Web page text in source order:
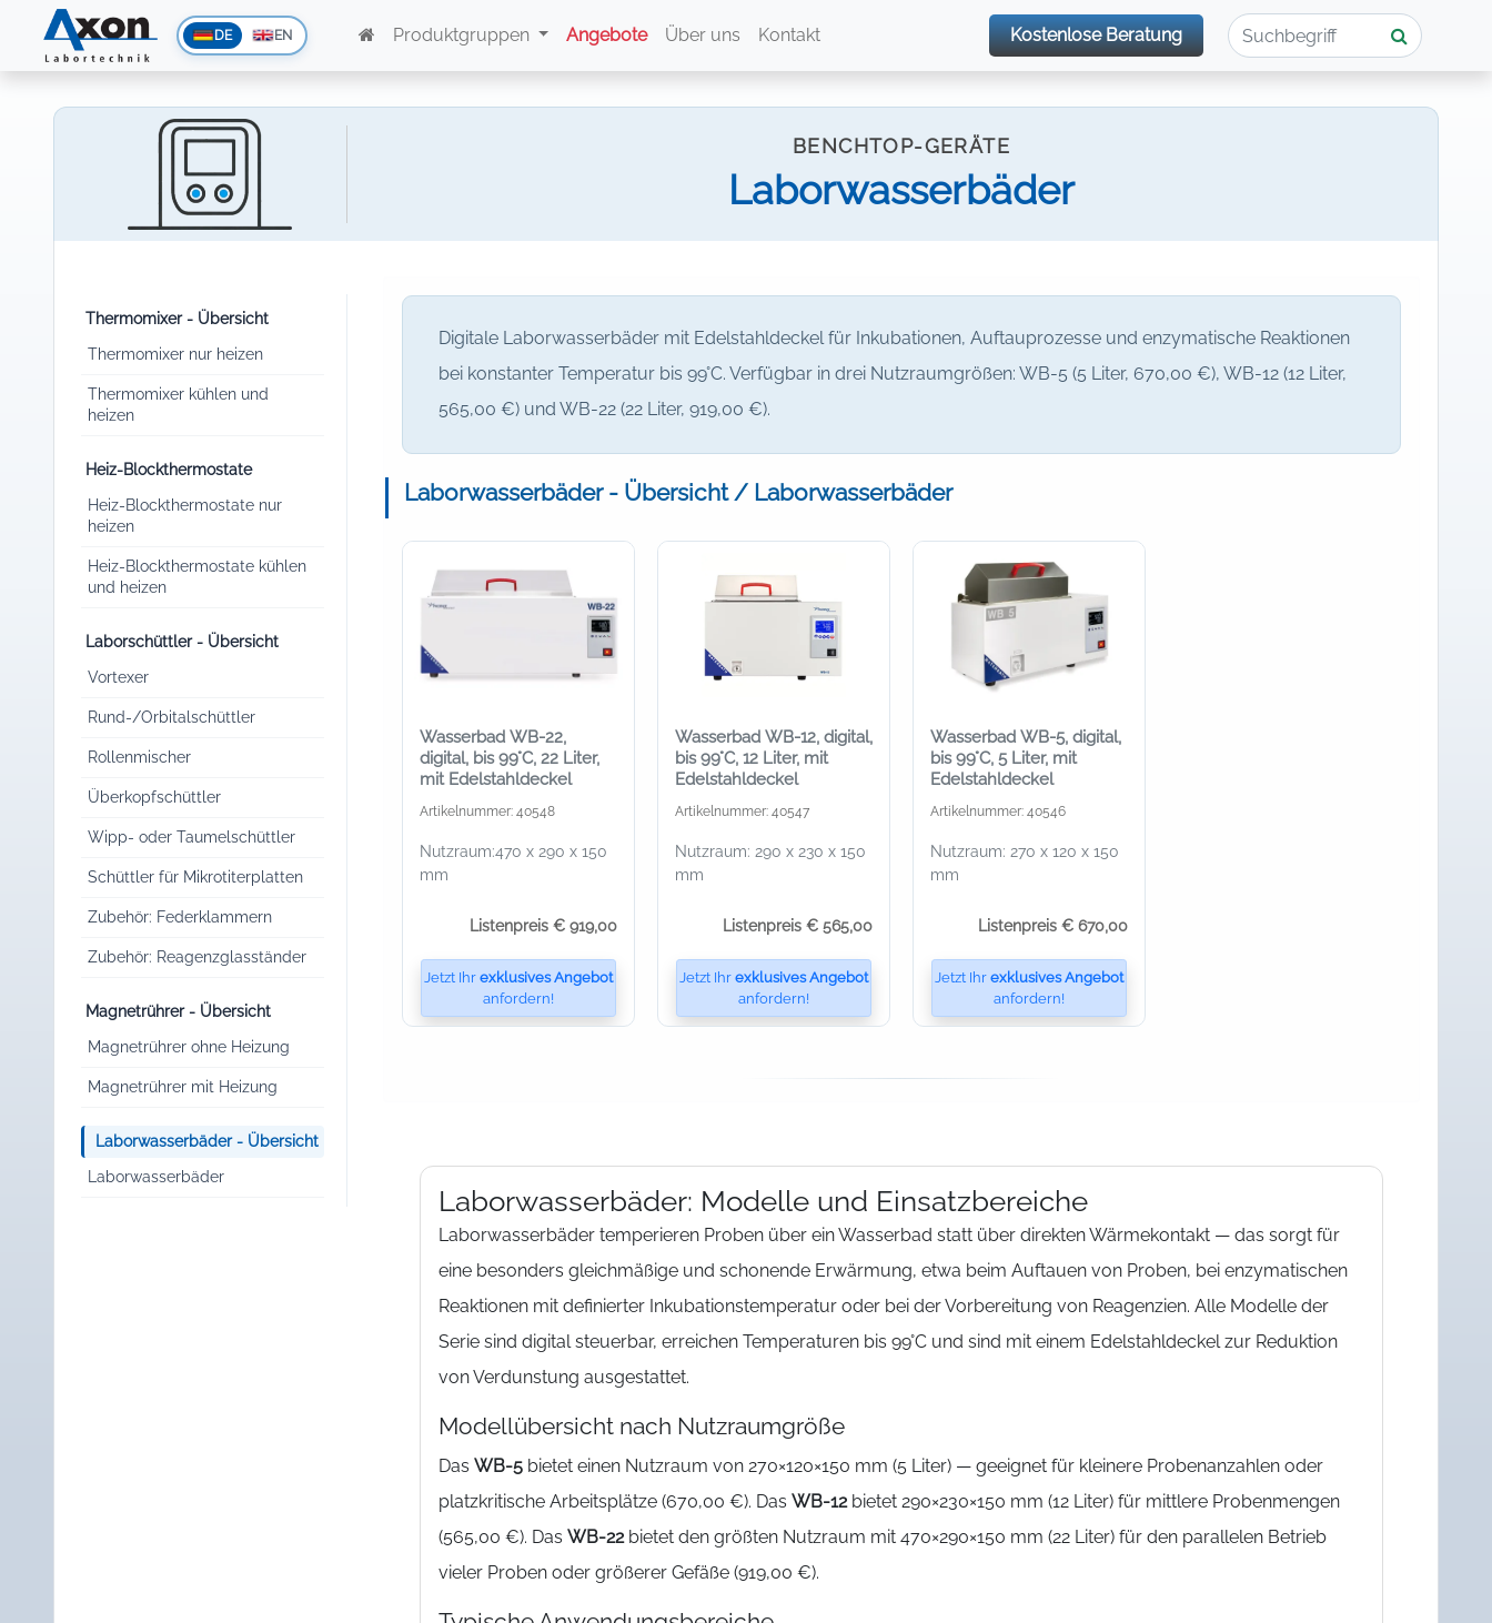
DE EN Produktgruppen Angebote Über uns Kontakt Kostenlose Beratung
BENCHTOP-GERÄTE
Laborwasserbäder
Thermomixer - Übersicht
Thermomixer nur heizen
Thermomixer kühlen und
heizen
Heiz-Blockthermostate
Heiz-Blockthermostate nur
heizen
Heiz-Blockthermostate kühlen
und heizen
Laborschüttler - Übersicht
Vortexer
Rund-/Orbitalschüttler
Rollenmischer
Überkopfschüttler
Wipp- oder Taumelschüttler
Schüttler für Mikrotiterplatten
Zubehör: Federklammern
Zubehör: Reagenzglasständer
Magnetrührer - Übersicht
Magnetrührer ohne Heizung
Magnetrührer mit Heizung
Laborwasserbäder - Übersicht
Laborwasserbäder
Digitale Laborwasserbäder mit Edelstahldeckel für Inkubationen, Auftauprozesse und enzymatische Reaktionen
bei konstanter Temperatur bis 99°C. Verfügbar in drei Nutzraumgrößen: WB-5 (5 Liter, 670,00 €), WB-12 (12 Liter,
565,00 €) und WB-22 (22 Liter, 919,00 €).
Laborwasserbäder - Übersicht / Laborwasserbäder
Wasserbad WB-22,
digital, bis 99°C, 22 Liter,
mit Edelstahldeckel
Artikelnummer: 40548
Nutzraum:470 x 290 x 150
mm
Listenpreis € 919,00
Jetzt Ihr exklusives Angebot
anfordern!
Wasserbad WB-12, digital,
bis 99°C, 12 Liter, mit
Edelstahldeckel
Artikelnummer: 40547
Nutzraum: 290 x 230 x 150
mm
Listenpreis € 565,00
Jetzt Ihr exklusives Angebot
anfordern!
Wasserbad WB-5, digital,
bis 99°C, 5 Liter, mit
Edelstahldeckel
Artikelnummer: 40546
Nutzraum: 270 x 120 x 150
mm
Listenpreis € 670,00
Jetzt Ihr exklusives Angebot
anfordern!
Laborwasserbäder: Modelle und Einsatzbereiche
Laborwasserbäder temperieren Proben über ein Wasserbad statt über direkten Wärmekontakt — das sorgt für
eine besonders gleichmäßige und schonende Erwärmung, etwa beim Auftauen von Proben, bei enzymatischen
Reaktionen mit definierter Inkubationstemperatur oder bei der Vorbereitung von Reagenzien. Alle Modelle der
Serie sind digital steuerbar, erreichen Temperaturen bis 99°C und sind mit einem Edelstahldeckel zur Reduktion
von Verdunstung ausgestattet.
Modellübersicht nach Nutzraumgröße
Das WB-5 bietet einen Nutzraum von 270×120×150 mm (5 Liter) — geeignet für kleinere Probenanzahlen oder
platzkritische Arbeitsplätze (670,00 €). Das WB-12bietet 290×230×150 mm (12 Liter) für mittlere Probenmengen
(565,00 €). Das WB-22bietet den größten Nutzraum mit 470×290×150 mm (22 Liter) für den parallelen Betrieb
vieler Proben oder größerer Gefäße (919,00 €).